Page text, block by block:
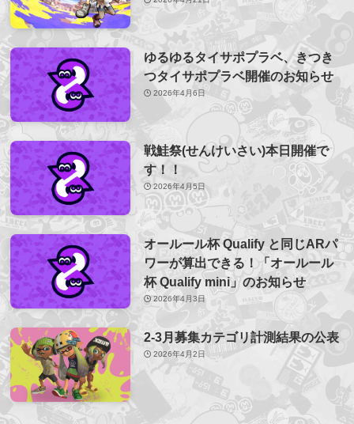
ゆるゆるタイサポプラベ、きつき
つタイサポプラベ開催のお知らせ
2026年4月6日
戦鮭祭(せんけいさい)本日開催で
す！！
2026年4月5日
オールール杯 Qualify と同じARパ
ワーが算出できる！「オールール
杯 Qualify mini」のお知らせ
2026年4月3日
2-3月募集カテゴリ計測結果の公表
2026年4月2日